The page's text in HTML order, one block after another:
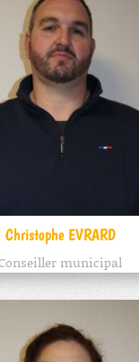
Christophe EVRARD
municipal